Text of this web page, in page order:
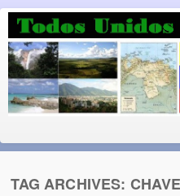
Luchando por la
Fuera el chavismo, la peor
TAG ARCHIVES: